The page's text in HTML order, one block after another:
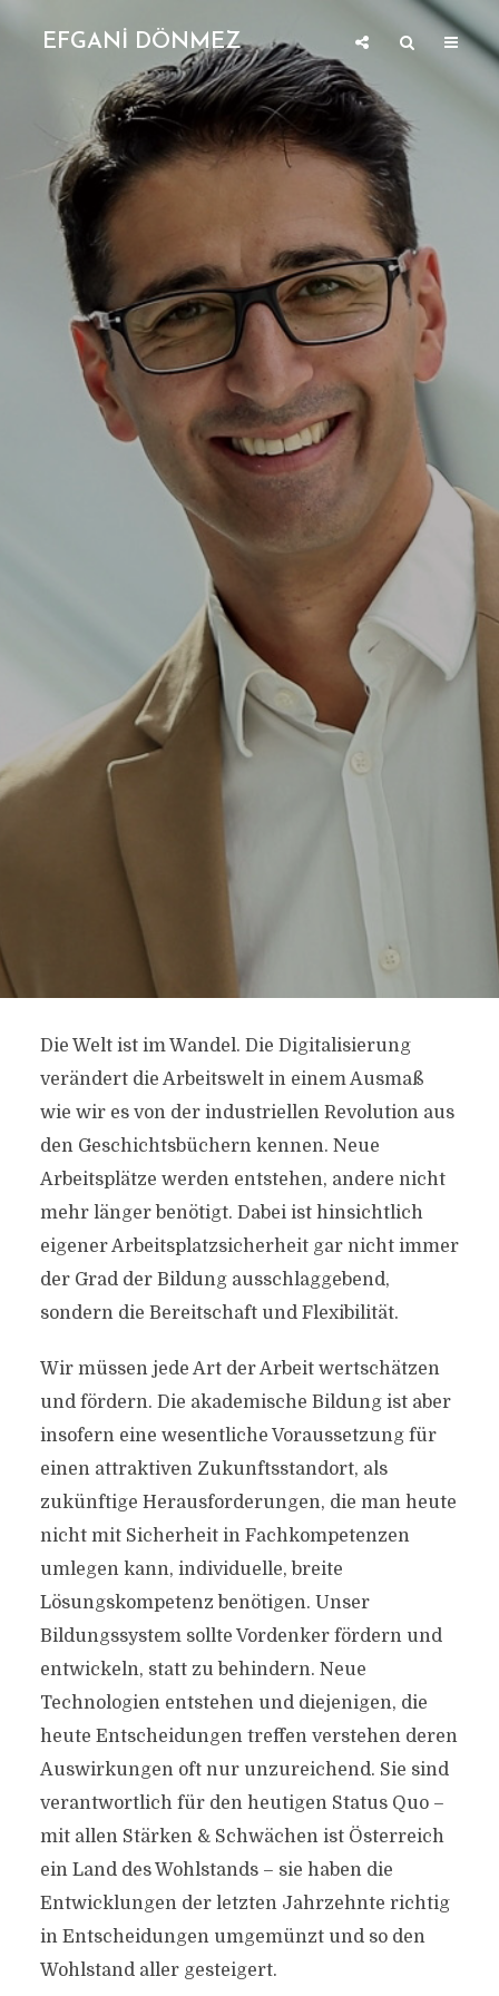
EFGANİ DÖNMEZ
Die Welt ist im Wandel. Die Digitalisierung
verändert die Arbeitswelt in einem Ausmaß
wie wir es von der industriellen Revolution aus
den Geschichtsbüchern kennen. Neue
Arbeitsplätze werden entstehen, andere nicht
mehr länger benötigt. Dabei ist hinsichtlich
eigener Arbeitsplatzsicherheit gar nicht immer
der Grad der Bildung ausschlaggebend,
sondern die Bereitschaft und Flexibilität.
Wir müssen jede Art der Arbeit wertschätzen
und fördern. Die akademische Bildung ist aber
insofern eine wesentliche Voraussetzung für
einen attraktiven Zukunftsstandort, als
zukünftige Herausforderungen, die man heute
nicht mit Sicherheit in Fachkompetenzen
umlegen kann, individuelle, breite
Lösungskompetenz benötigen. Unser
Bildungssystem sollte Vordenker fördern und
entwickeln, statt zu behindern. Neue
Technologien entstehen und diejenigen, die
heute Entscheidungen treffen verstehen deren
Auswirkungen oft nur unzureichend. Sie sind
verantwortlich für den heutigen Status Quo –
mit allen Stärken & Schwächen ist Österreich
ein Land des Wohlstands – sie haben die
Entwicklungen der letzten Jahrzehnte richtig
in Entscheidungen umgemünzt und so den
Wohlstand aller gesteigert.